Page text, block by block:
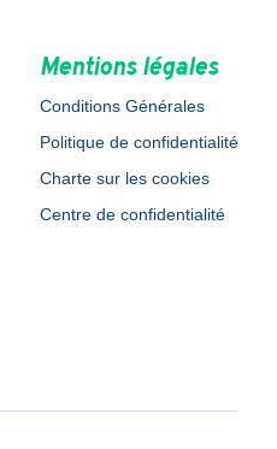
Mentions légales
Conditions Générales
Politique de confidentialité
Charte sur les cookies
Centre de confidentialité